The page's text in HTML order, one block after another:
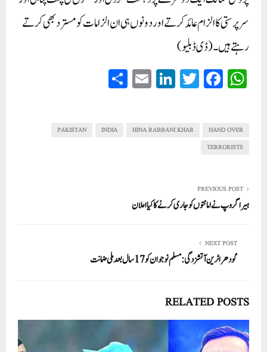
سرپرستی کا الزام عائد کرتے اور دونوں ہی ان الزامات کو مسترد بھی کرتے
رہتے ہیں۔(ڈی ڈبلیو)
W
ha
A
pp
Fa
ce
ok
T
wi
r
Li
nk
In
E
m
HAND OVER
HINA RABBANI KHAR
INDIA
PAKISTAN
TERRORISTS
PREVIOUS POST
ہیرا گروپ نے امانتوں کو جاری کرنے کا کیا اعلان
NEXT POST
گودھرا ٹرین آتشزدگی: مسلم نوجوان کو17 سال بعد ملی ضمانت
RELATED POSTS